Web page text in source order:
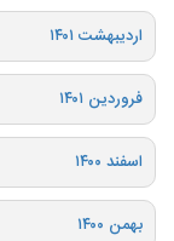
اردیبهشت ۱۴۰۱
فروردین ۱۴۰۱
اسفند ۱۴۰۰
بهمن ۱۴۰۰